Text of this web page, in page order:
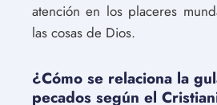
atención en los placeres
las cosas de Dios.
¿Cómo se relaciona la
pecados según el